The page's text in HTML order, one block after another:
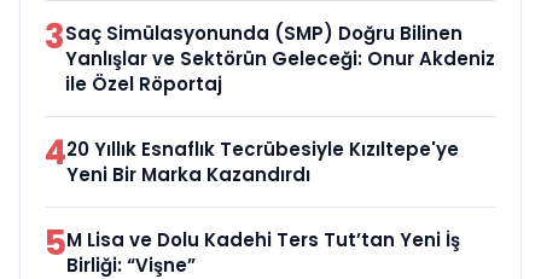
3Saç Simülasyonunda (SMP) Doğru Bilinen
Yanlışlar ve Sektörün Geleceği: Onur Akdeniz
ile Özel Röportaj
420 Yıllık Esnaflık Tecrübesiyle Kızıltepe'ye
Yeni Bir Marka Kazandırdı
5M Lisa ve Dolu Kadehi Ters Tut’tan Yeni İş
Birliği: “Vişne”